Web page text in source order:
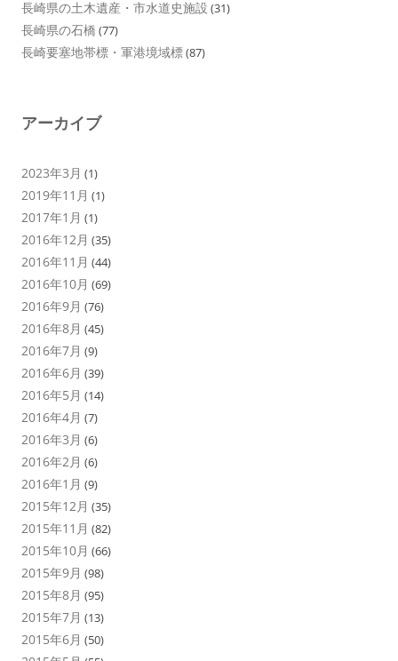
長崎県の土木遺産・市水道史施設 (31)
長崎県の石橋 (77)
長崎要塞地帯標・軍港境域標(87)
アーカイブ
2023年3月 (1)
2019年11月 (1)
2017年1月 (1)
2016年12月 (35)
2016年11月 (44)
2016年10月 (69)
2016年9月 (76)
2016年8月 (45)
2016年7月 (9)
2016年6月 (39)
2016年5月 (14)
2016年4月 (7)
2016年3月 (6)
2016年2月 (6)
2016年1月 (9)
2015年12月 (35)
2015年11月 (82)
2015年10月 (66)
2015年9月 (98)
2015年8月 (95)
2015年7月 (13)
2015年6月 (50)